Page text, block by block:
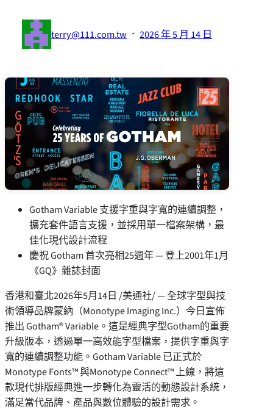
terry@111.com.tw · 2026 年 5 月 14 日
Gotham Variable 支援字重與字寬的連續調整，
擴充套件語言支援，並採用單一檔案架構，最
佳化現代設計流程
慶祝 Gotham 首次亮相25週年 — 登上2001年1月
《GQ》雜誌封面
香港和臺北2026年5月14日 /美通社/ — 全球字型與技
術領導品牌蒙納（Monotype Imaging Inc.）今日宣佈
推出 Gotham® Variable。這是經典字型Gotham的重要
升級版本，透過單一高效能字型檔案，提供字重與字
寬的連續調整功能。Gotham Variable 已正式於
Monotype Fonts™ 與Monotype Connect™ 上線，將這
款現代排版經典進一步轉化為靈活的動態設計系統，
滿足當代品牌、產品與數位體驗的設計需求。